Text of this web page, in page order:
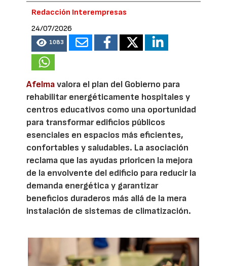
Redacción Interempresas
24/07/2026
1083
Afelmavalora el plan del Gobierno para
rehabilitar energéticamente hospitales y
centros educativos como una oportunidad
para transformar edificios públicos
esenciales en espacios más eficientes,
confortables y saludables. La asociación
reclama que las ayudas prioricen la mejora
de la envolvente del edificio para reducir la
demanda energética y garantizar
beneficios duraderos más allá de la mera
instalación de sistemas de climatización.